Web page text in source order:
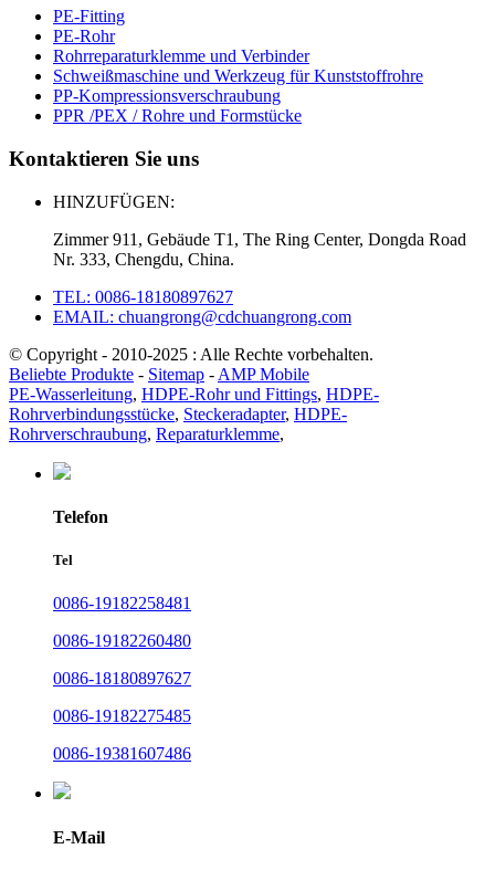
PE-Fitting
PE-Rohr
Rohrreparaturklemme und Verbinder
Schweißmaschine und Werkzeug für Kunststoffrohre
PP-Kompressionsverschraubung
PPR /PEX / Rohre und Formstücke
Kontaktieren Sie uns
HINZUFÜGEN:
Zimmer 911, Gebäude T1, The Ring Center, Dongda Road
Nr. 333, Chengdu, China.
TEL: 0086-18180897627
EMAIL: chuangrong@cdchuangrong.com
© Copyright - 2010-2025 : Alle Rechte vorbehalten.
Beliebte Produkte - Sitemap - AMP Mobile
PE-Wasserleitung, HDPE-Rohr und Fittings, HDPE-
Rohrverbindungsstücke, Steckeradapter, HDPE-
Rohrverschraubung, Reparaturklemme,
Telefon
Tel
0086-19182258481
0086-19182260480
0086-18180897627
0086-19182275485
0086-19381607486
E-Mail